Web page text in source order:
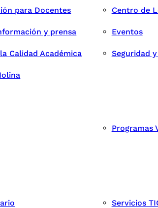
para Docentes Centro de
y prensa Eventos
Calidad Académica Seguridad
Programas
Servicios